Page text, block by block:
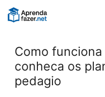
Pular
para
Como
conheca os
pedagio